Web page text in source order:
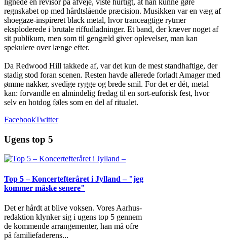
regnskabet op med hårdtslående præcision. Musikken var en væg af
shoegaze-inspireret black metal, hvor tranceagtige rytmer
eksploderede i brutale riffudladninger. Et band, der kræver noget af
sit publikum, men som til gengæld giver oplevelser, man kan
spekulere over længe efter.
Da Redwood Hill takkede af, var det kun de mest standhaftige, der
stadig stod foran scenen. Resten havde allerede forladt Amager med
ømme nakker, svedige rygge og brede smil. For det er dét, metal
kan: forvandle en almindelig fredag til en sort-euforisk fest, hvor
selv en hotdog føles som en del af ritualet.
FacebookTwitter
Ugens top 5
Top 5 – Koncertefteråret i Jylland – "jeg
kommer måske senere"
Det er hårdt at blive voksen. Vores Aarhus-
redaktion klynker sig i ugens top 5 gennem
de kommende arrangementer, han må ofre
på familiefaderens...